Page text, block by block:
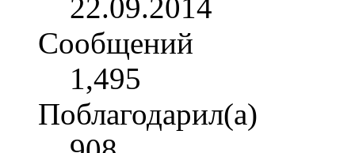
22.09.2014
Сообщений
1,495
Поблагодарил(а)